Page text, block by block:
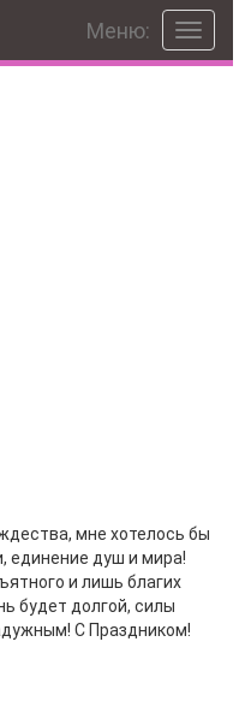
Toggle
Меню:
мне хотелось бы
единение душ и мира!
и лишь благих
будет долгой, силы
С Праздником!